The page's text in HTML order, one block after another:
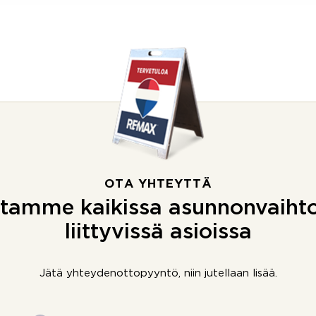
OTA YHTEYTTÄ
kaikissa
liittyvissä asioissa
Jätä yhteydenottopyyntö, niin jutellaan lisää.